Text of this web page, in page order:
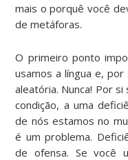
mais o porquê você
de metáforas.
O primeiro ponto
usamos a língua e,
aleatória. Nunca! Por
condição, a uma
de nós estamos no
é um problema.
de ofensa. Se você